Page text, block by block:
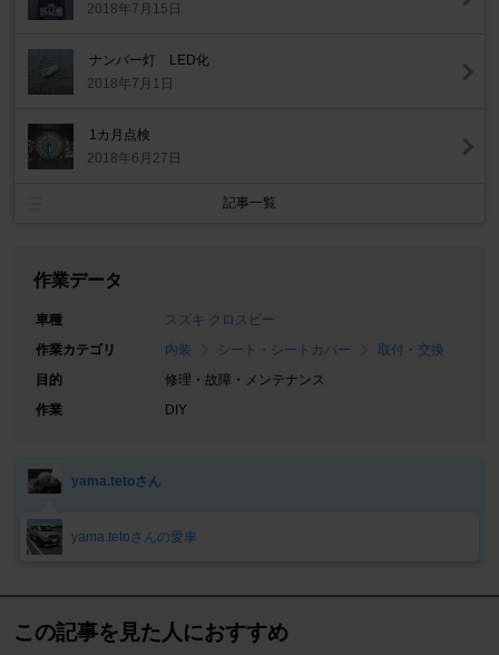
2018年7月15日
ナンバー灯 LED化
2018年7月1日
1カ月点検
2018年6月27日
記事一覧
作業データ
車種
スズキ クロスビー
作業カテゴリ
内装 シート・シートカバー
取付・交換
目的
修理・故障・メンテナンス
作業
DIY
yama.tetoさん
yama.tetoさんの愛車
この記事を見た人におすすめ